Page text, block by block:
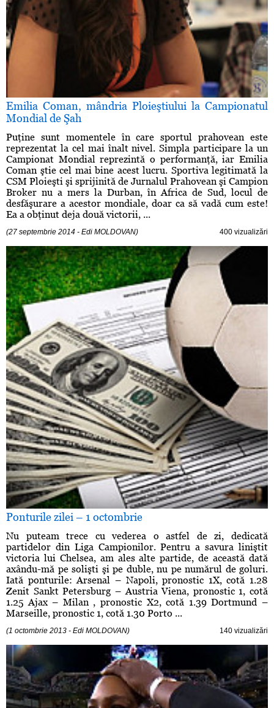
Emilia Coman, mândria Ploieştiului la Campionatul
Mondial de Şah
Puţine sunt momentele în care sportul prahovean este
reprezentat la cel mai înalt nivel. Simpla participare la un
Campionat Mondial reprezintă o performanţă, iar Emilia
Coman ştie cel mai bine acest lucru. Sportiva legitimată la
CSM Ploieşti şi sprijinită de Jurnalul Prahovean şi Campion
Broker nu a mers la Durban, în Africa de Sud, locul de
desfăşurare a acestor mondiale, doar ca să vadă cum este!
Ea a obţinut deja două victorii, ...
(27 septembrie 2014 - Edi MOLDOVAN) 400 vizualizări
Ponturile zilei – 1 octombrie
Nu puteam trece cu vederea o astfel de zi, dedicată
partidelor din Liga Campionilor. Pentru a savura liniştit
victoria lui Chelsea, am ales alte partide, de această dată
axându-mă pe solişti şi pe duble, nu pe numărul de goluri.
Iată ponturile: Arsenal – Napoli, pronostic 1X, cotă 1.28
Zenit Sankt Petersburg – Austria Viena, pronostic 1, cotă
1.25 Ajax – Milan , pronostic X2, cotă 1.39 Dortmund –
Marseille, pronostic 1, cotă 1.30 Porto ...
(1 octombrie 2013 - Edi MOLDOVAN) 140 vizualizări